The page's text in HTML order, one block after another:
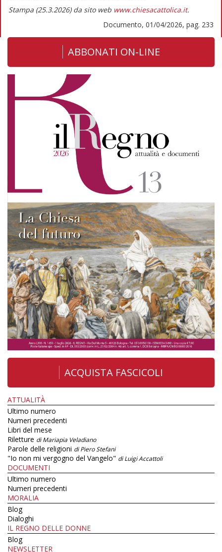
Stampa (25.3.2026) da sito web www.chiesacattolica.it.
Documento, 01/04/2026, pag. 233
ABBONATI ON-LINE
ACQUISTA FASCICOLI
ATTUALITÀ
Ultimo numero
Numeri precedenti
Libri del mese
Riletture di Mariapia Veladiano
Parole delle religioni di Piero Stefani
"Io non mi vergogno del Vangelo" di Luigi Accattoli
DOCUMENTI
Ultimo numero
Numeri precedenti
MORALIA
Blog
Dialoghi
IL REGNO DELLE DONNE
Blog
NEWSLETTER